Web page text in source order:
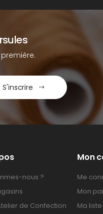
S'inscrire
nous ?
de Confection
Mon
Me
Mon
Ma